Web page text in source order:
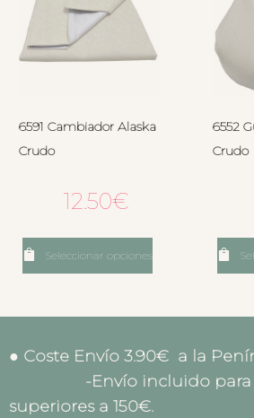
6591 Cambiador Alaska
Crudo
12.50€
Seleccionar opciones
6552
Crudo
● Coste Envío 3.90€ a
-Envío incluido para
superiores a 150€.